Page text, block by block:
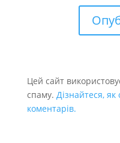
Цей сайт
спаму. Дізнайтеся,
коментарів.